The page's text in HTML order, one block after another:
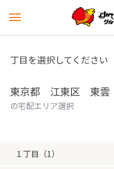
メ
ュ
を
丁目を選択してください
東京都 江東区 東雲
の宅配エリア選択
１丁目（1）